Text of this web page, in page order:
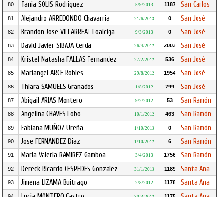
80 Tania SOLIS Rodriguez 5/9/2013 1187 San Carlos
81 Alejandro ARREDONDO Chavarria 21/6/2013 0 San José
82 Brandon Jose VILLARREAL Loaiciga 9/3/2013 0 San José
83 David Javier SIBAJA Cerda 26/4/2012 2003 San José
84 Kristel Natasha FALLAS Fernandez 27/2/2012 536 San José
85 Mariangel ARCE Robles 29/8/2012 1954 San José
86 Thiara SAMUELS Granados 1/8/2012 799 San José
87 Abigail ARIAS Montero 9/2/2012 53 San Ramón
88 Angelina CHAVES Lobo 10/1/2012 463 San Ramón
89 Fabiana MUÑOZ Ureña 1/10/2013 0 San Ramón
90 Jose FERNANDEZ Diaz 1/10/2012 6 San Ramón
91 Maria Valeria RAMIREZ Gamboa 3/4/2013 1756 San Ramón
92 Dereck Ricardo CESPEDES Gonzalez 31/1/2013 1189 Santa Ana
93 Jimena LIZAMA Buitrago 2/8/2012 1178 Santa Ana